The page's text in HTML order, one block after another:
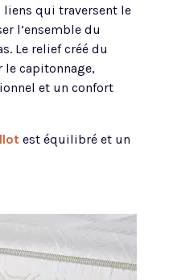
qui traversent le
l’ensemble du
Le relief créé du
le capitonnage,
et un confort
est équilibré et un